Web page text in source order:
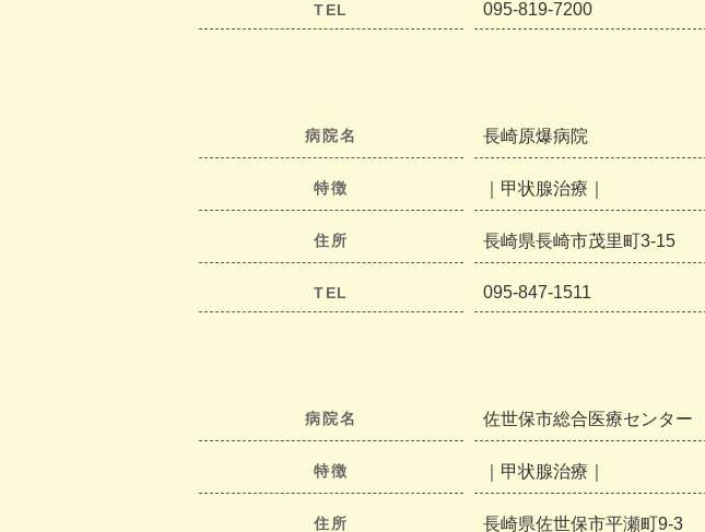
TEL 095-819-7200
病院名 長崎原爆病院
特徴 ｜甲状腺治療｜
住所 長崎県長崎市茂里町3-15
TEL 095-847-1511
病院名 佐世保市総合医療センター
特徴 ｜甲状腺治療｜
住所 長崎県佐世保市平瀬町9-3